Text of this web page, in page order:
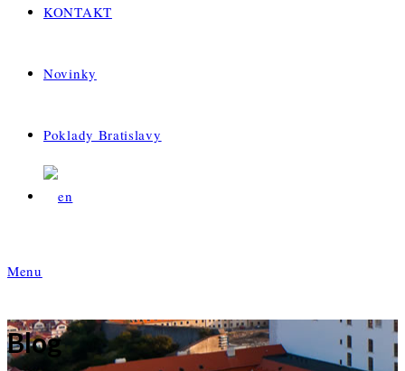
KONTAKT
Novinky
Poklady Bratislavy
Menu
Blog